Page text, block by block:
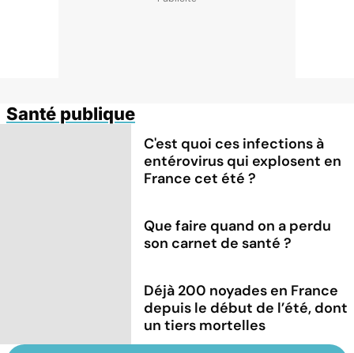
Santé publique
C'est quoi ces infections à
entérovirus qui explosent en
France cet été ?
Que faire quand on a perdu
son carnet de santé ?
Déjà 200 noyades en France
depuis le début de l’été, dont
un tiers mortelles